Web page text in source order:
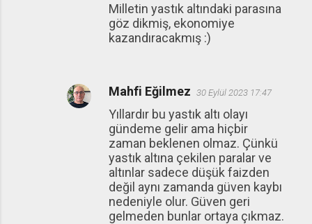
Milletin yastık altındaki parasına
göz dikmiş, ekonomiye
kazandıracakmış :)
Mahfi Eğilmez 30 Eylül 2023 17:47
Yıllardır bu yastık altı olayı
gündeme gelir ama hiçbir
zaman beklenen olmaz. Çünkü
yastık altına çekilen paralar ve
altınlar sadece düşük faizden
değil aynı zamanda güven kaybı
nedeniyle olur. Güven geri
gelmeden bunlar ortaya çıkmaz.